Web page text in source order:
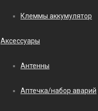
Клеммы аккумулятор
Аксессуары
Антенны
Аптечка/набор аварий